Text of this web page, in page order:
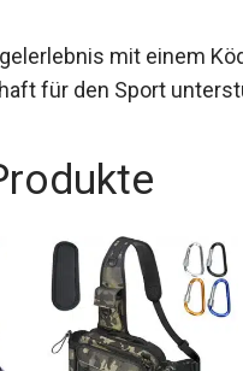
mit einem
für den Sport